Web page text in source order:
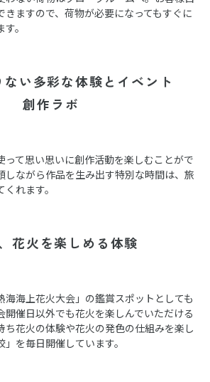
きますので、荷物が必要になってもすぐに
。
ない多彩な体験とイベント
創作ラボ
って思い思いに創作活動を楽しむことがで
しながら作品を生み出す特別な時間は、旅
れます。
花火を楽しめる体験
海海上花火大会」の鑑賞スポットとしても
開催日以外でも花火を楽しんでいただける
ち花火の体験や花火の発色の仕組みを楽し
を毎日開催しています。